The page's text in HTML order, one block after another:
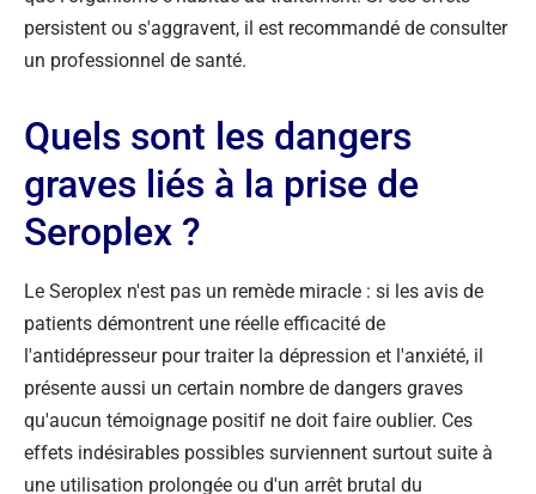
persistent ou s'aggravent, il est recommandé de consulter
un professionnel de santé.
Quels sont les dangers
graves liés à la prise de
Seroplex ?
Le Seroplex n'est pas un remède miracle : si les avis de
patients démontrent une réelle efficacité de
l'antidépresseur pour traiter la dépression et l'anxiété, il
présente aussi un certain nombre de dangers graves
qu'aucun témoignage positif ne doit faire oublier. Ces
effets indésirables possibles surviennent surtout suite à
une utilisation prolongée ou d'un arrêt brutal du